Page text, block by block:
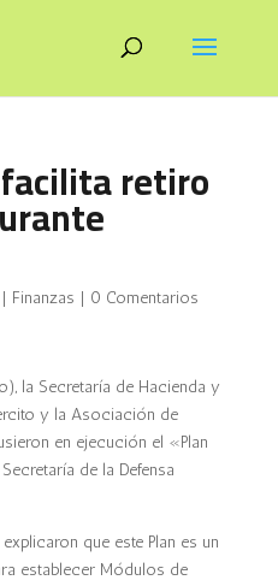
retiro
| Finanzas | 0 Comentarios
la Secretaría de Hacienda y
y la Asociación de
en ejecución el «Plan
de la Defensa
que este Plan es un
establecer Módulos de